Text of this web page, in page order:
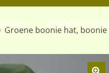
artikelen-
Groene boonie hat,